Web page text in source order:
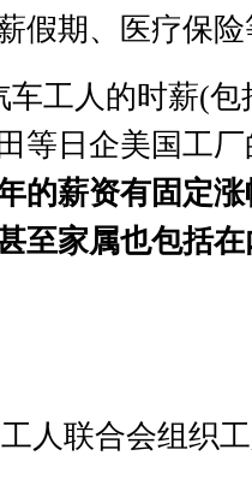
假期、医疗保
车工人的时薪(包
等日企美国工
的薪资有固定
至家属也包括在
人联合会组织